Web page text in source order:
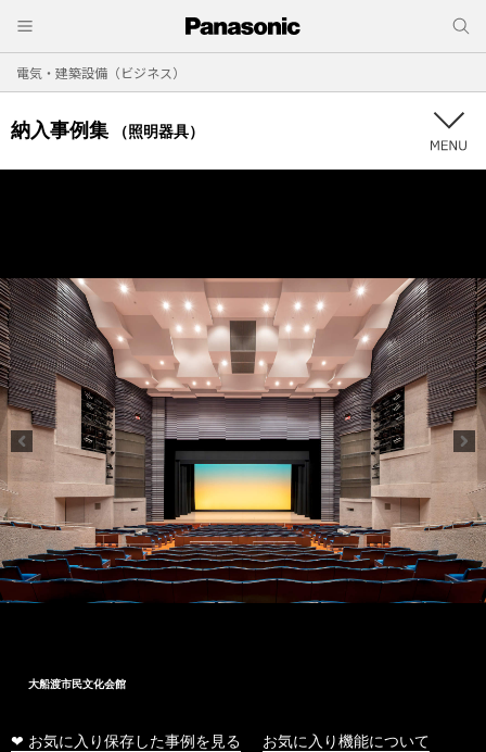
電気・建築設備（ビジネス）
納入事例集 （照明器具）
大船渡市民文化会館
❤ お気に入り保存した事例を見る お気に入り機能について